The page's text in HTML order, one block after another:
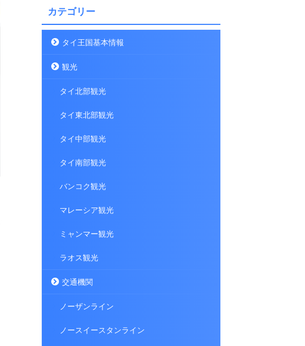
カテゴリー
タイ王国基本情報
観光
タイ北部観光
タイ東北部観光
タイ中部観光
タイ南部観光
バンコク観光
マレーシア観光
ミャンマー観光
ラオス観光
交通機関
ノーザンライン
ノースイースタンライン